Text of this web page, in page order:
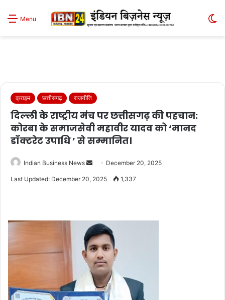
Menu
क्राइम छत्तीसगढ़ राजनीति
दिल्ली के राष्ट्रीय मंच पर छत्तीसगढ़ की पहचान:
कोरबा के समाजसेवी महावीर यादव को ‘मानद
डॉक्टरेट उपाधि ’ से सम्मानित।
Indian Business News
Send December 20, 2025
Last Updated: December 20, 2025 1,337